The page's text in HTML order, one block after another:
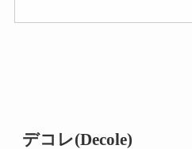
デコレ(Decole)